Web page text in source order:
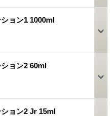
ョン1 1000ml
ョン2 60ml
ョン2 Jr 15ml